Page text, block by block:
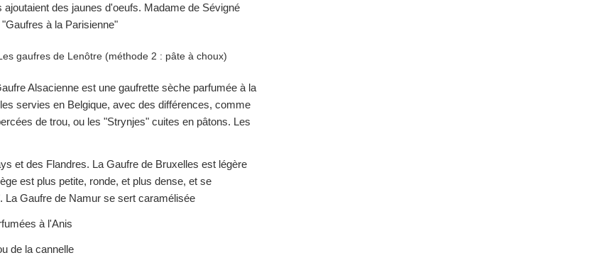
des jaunes d'oeufs. Madame de Sévigné
à la Parisienne"
Alsacienne est une gaufrette sèche parfumée à la
servies en Belgique, avec des différences, comme
de trou, ou les "Strynjes" cuites en pâtons. Les
et des Flandres. La Gaufre de Bruxelles est légère
est plus petite, ronde, et plus dense, et se
La Gaufre de Namur se sert caramélisée
à l'Anis
de la cannelle